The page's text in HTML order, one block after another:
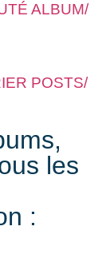
ALBUM/
POSTS/
les
: